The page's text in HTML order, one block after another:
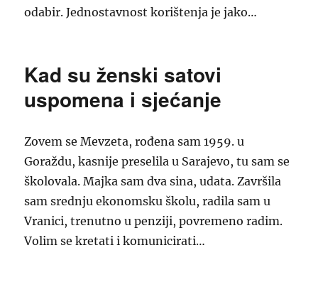
odabir. Jednostavnost korištenja je jako…
Kad su ženski satovi
uspomena i sjećanje
Zovem se Mevzeta, rođena sam 1959. u
Goraždu, kasnije preselila u Sarajevo, tu sam se
školovala. Majka sam dva sina, udata. Završila
sam srednju ekonomsku školu, radila sam u
Vranici, trenutno u penziji, povremeno radim.
Volim se kretati i komunicirati…